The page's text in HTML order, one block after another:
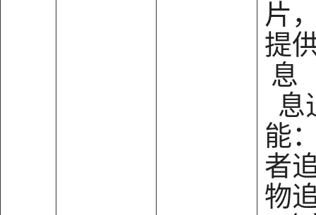
片
提
息
息
能
者
物